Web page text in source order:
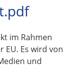
im Rahmen
EU. Es wird von
und